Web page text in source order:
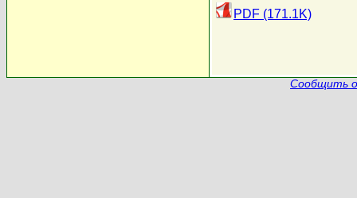
PDF (171.1K)
Сообщить о